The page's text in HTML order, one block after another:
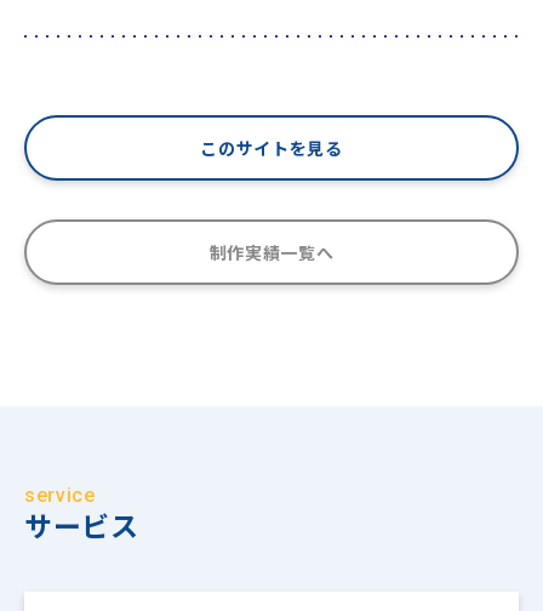
このサイトを見る
制作実績一覧へ
service
サービス